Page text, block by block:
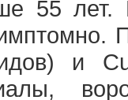
55 лет.
и